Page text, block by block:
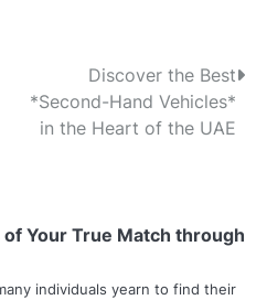
Discover the Best
*Second-Hand Vehicles*
in the Heart of the UAE
Your True Match through
individuals yearn to find their